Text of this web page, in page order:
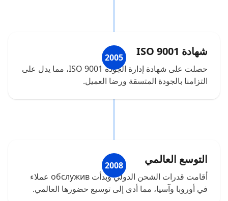
شهادة ISO 9001
حصلت على شهادة إدارة الجودة ISO 9001، مما يدل على
التزامنا بالجودة المتسقة ورضا العميل.
2005
التوسع العالمي
أقامت قدرات الشحن الدولي وبدأت обслужив عملاء
في أوروبا وآسيا، مما أدى إلى توسيع حضورها العالمي.
2008